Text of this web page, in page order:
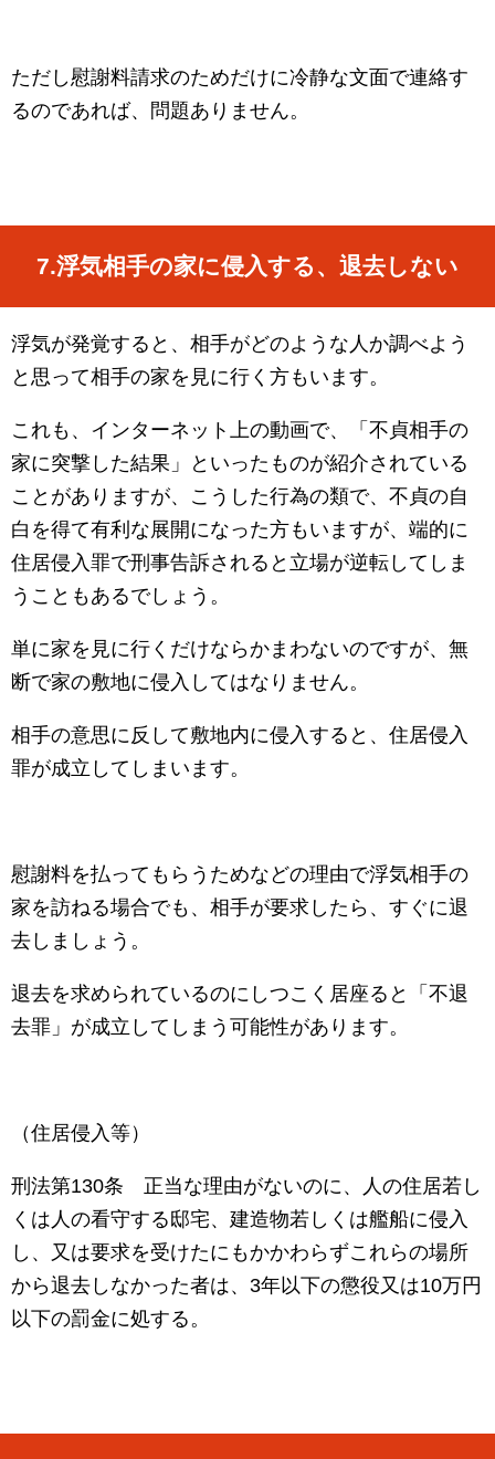
ただし慰謝料請求のためだけに冷静な文面で連絡す
るのであれば、問題ありません。
7.浮気相手の家に侵入する、退去しない
浮気が発覚すると、相手がどのような人か調べよう
と思って相手の家を見に行く方もいます。
これも、インターネット上の動画で、「不貞相手の
家に突撃した結果」といったものが紹介されている
ことがありますが、こうした行為の類で、不貞の自
白を得て有利な展開になった方もいますが、端的に
住居侵入罪で刑事告訴されると立場が逆転してしま
うこともあるでしょう。
単に家を見に行くだけならかまわないのですが、無
断で家の敷地に侵入してはなりません。
相手の意思に反して敷地内に侵入すると、住居侵入
罪が成立してしまいます。
慰謝料を払ってもらうためなどの理由で浮気相手の
家を訪ねる場合でも、相手が要求したら、すぐに退
去しましょう。
退去を求められているのにしつこく居座ると「不退
去罪」が成立してしまう可能性があります。
（住居侵入等）
刑法第130条 正当な理由がないのに、人の住居若し
くは人の看守する邸宅、建造物若しくは艦船に侵入
し、又は要求を受けたにもかかわらずこれらの場所
から退去しなかった者は、 3年以下の懲役又は10万円
以下の罰金に処する。